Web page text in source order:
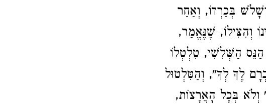
בְּכַרְדוֹ, וְאַחַר
וְהִצִּילוֹ, שֶׁנֶּאֱמַר,
הַשְּׁלִשִׁי, טִלְטְלוֹ
לֶךְ לְךָ", וְהַטִּלְטוּל
וְלֹא בְּכָל הָאֲרָצוֹת,